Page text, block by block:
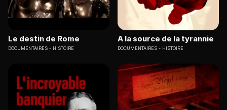
Le destin de Rome
DOCUMENTAIRES HISTOIRE
A la source de la tyrannie
DOCUMENTAIRES HISTOIRE